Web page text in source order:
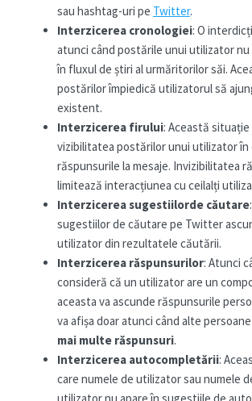
sau hashtag-uri pe Twitter.
Interzicerea cronologiei: O
atunci când postările unui utilizator nu
în fluxul de știri al urmăritorilor săi.
postărilor împiedică utilizatorul să
existent.
Interzicerea firului: Această
vizibilitatea postărilor unui utilizator în
răspunsurile la mesaje. Invizibilitatea
limitează interacțiunea cu ceilalți
Interzicerea sugestiilorde căutare
sugestiilor de căutare pe Twitter
utilizator din rezultatele căutării.
Interzicerea răspunsurilor: Atunci
consideră că un utilizator are un
aceasta va ascunde răspunsurile
va afișa doar atunci când alte
mai multe răspunsuri.
Interzicerea autocompletării:
care numele de utilizator sau numele
utilizator nu apare în sugestiile de